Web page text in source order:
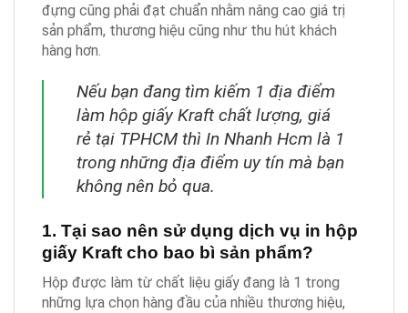
đựng cũng phải đạt chuẩn nhằm nâng cao giá trị
sản phẩm, thương hiệu cũng như thu hút khách
hàng hơn.
Nếu bạn đang tìm kiếm 1 địa điểm
làm hộp giấy Kraft chất lượng, giá
rẻ tại TPHCM thì In Nhanh Hcm là 1
trong những địa điểm uy tín mà bạn
không nên bỏ qua.
1. Tại sao nên sử dụng dịch vụ in hộp
giấy Kraft cho bao bì sản phẩm?
Hộp được làm từ chất liệu giấy đang là 1 trong
những lựa chọn hàng đầu của nhiều thương hiệu,